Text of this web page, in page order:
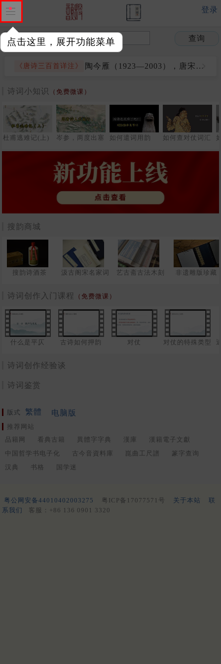
点击这里，展开功能菜单
登录
查询
《唐诗三百首详注》 陶今雁（1923—2003），唐宋文学研究专家
马年新功能一览
《唐诗三百首详注》 陶今雁（1923—2003），唐宋文学研究专家
诗词小知识 （免费微课）
杜甫逃难记(上) 岑参，两度出塞 如何遣词用韵 如何查对仗词汇
搜韵商城
搜韵诗酒茶 汲古阁宋名家词 艺古斋古法木刻 非遗雕版珍藏
诗词创作入门课程 （免费微课）
什么是平仄 古诗如何押韵 对仗 对仗的特殊类型
诗词创作经验谈
诗词鉴赏
版式 繁體 电脑版
推荐网站
品籍网
看典古籍 異體字字典 漢庫
漢籍電子文獻
中国哲学书电子化
古今音資料庫 崑曲工尺譜
篆字查询
汉典
书格 国学迷
粤公网安备44010402003275 粤ICP备17077571号 关于本站
联
系我们
客服：+86 136 0901 3320